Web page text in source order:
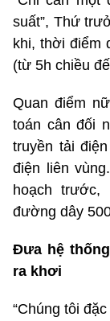
suất”, Thứ
khi, thời điểm
(từ 5h chiều
Quan điểm
toán cân đối
truyền tải
điện liên
hoạch trước,
đường dây
Đưa hệ
ra khơi
“Chúng tôi